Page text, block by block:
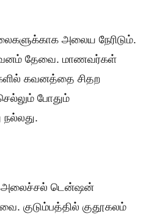
அலைய நேரிடும்.
தேவை. மாணவர்கள்
கவனத்தை சிதற
போதும்
அலைச்சல் டென்ஷன்
குடும்பத்தில் குதூகலம்